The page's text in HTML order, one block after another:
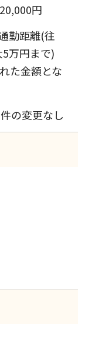
円
勤距離(往
万円まで)
た金額とな
の変更なし